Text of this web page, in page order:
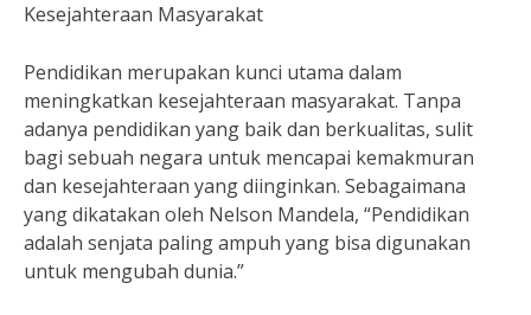
Kesejahteraan Masyarakat
Pendidikan merupakan kunci utama dalam
meningkatkan kesejahteraan masyarakat. Tanpa
adanya pendidikan yang baik dan berkualitas, sulit
bagi sebuah negara untuk mencapai kemakmuran
dan kesejahteraan yang diinginkan. Sebagaimana
yang dikatakan oleh Nelson Mandela, “Pendidikan
adalah senjata paling ampuh yang bisa digunakan
untuk mengubah dunia.”